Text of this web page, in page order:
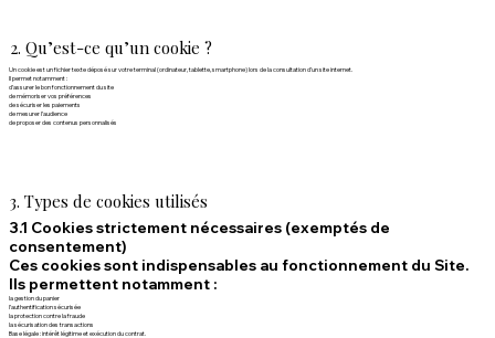
2. Qu’est-ce qu’un cookie ?
Un cookie est un fichier texte déposé sur votre terminal (ordinateur, tablette, smartphone) lors de la consultation d’un site internet.
Il permet notamment :
d’assurer le bon fonctionnement du site
de mémoriser vos préférences
de sécuriser les paiements
de mesurer l’audience
de proposer des contenus personnalisés
3. Types de cookies utilisés
3.1 Cookies strictement nécessaires (exemptés de
consentement)
Ces cookies sont indispensables au fonctionnement du Site.
Ils permettent notamment :
la gestion du panier
l’authentification sécurisée
la protection contre la fraude
la sécurisation des transactions
Base légale : intérêt légitime et exécution du contrat.